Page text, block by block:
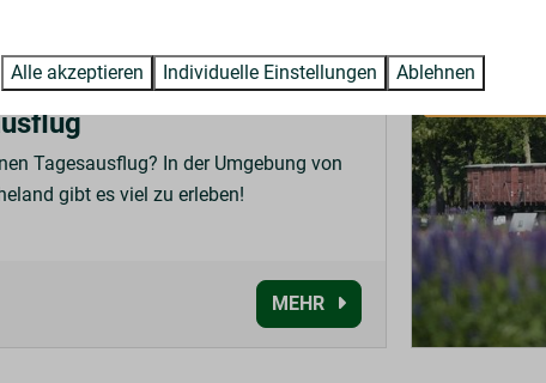
an:
Tagesausflug? In der Umgebung von
gibt es viel zu erleben!
MEHR
Alle akzeptieren Individuelle Einstellungen Ablehnen